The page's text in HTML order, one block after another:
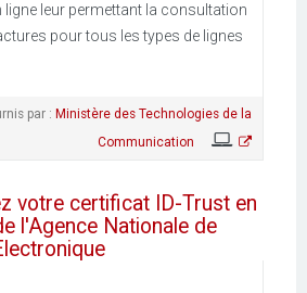
ligne leur permettant la consultation
pour tous les types de lignes
par : Ministère des Technologies de la
Communication
votre certificat ID-Trust en
l'Agence Nationale de